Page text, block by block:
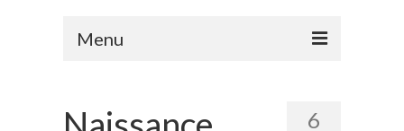
Menu
Qui suis-je ? 6